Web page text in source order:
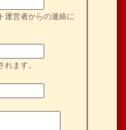
運営者からの連絡に
れます。